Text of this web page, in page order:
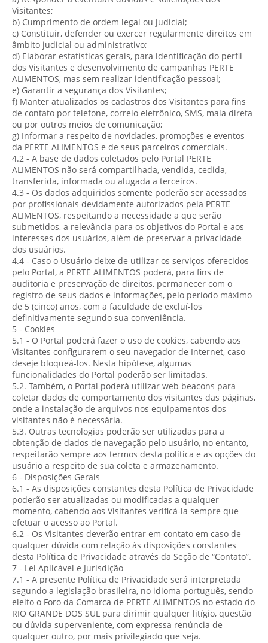
Visitantes;
b) Cumprimento de ordem legal ou judicial;
c) Constituir, defender ou exercer regularmente direitos em
âmbito judicial ou administrativo;
d) Elaborar estatísticas gerais, para identificação do perfil
dos Visitantes e desenvolvimento de campanhas PERTE
ALIMENTOS, mas sem realizar identificação pessoal;
e) Garantir a segurança dos Visitantes;
f) Manter atualizados os cadastros dos Visitantes para fins
de contato por telefone, correio eletrônico, SMS, mala direta
ou por outros meios de comunicação;
g) Informar a respeito de novidades, promoções e eventos
da PERTE ALIMENTOS e de seus parceiros comerciais.
4.2 - A base de dados coletados pelo Portal PERTE
ALIMENTOS não será compartilhada, vendida, cedida,
transferida, informada ou alugada a terceiros.
4.3 - Os dados adquiridos somente poderão ser acessados
por profissionais devidamente autorizados pela PERTE
ALIMENTOS, respeitando a necessidade a que serão
submetidos, a relevância para os objetivos do Portal e aos
interesses dos usuários, além de preservar a privacidade
dos usuários.
4.4 - Caso o Usuário deixe de utilizar os serviços oferecidos
pelo Portal, a PERTE ALIMENTOS poderá, para fins de
auditoria e preservação de direitos, permanecer com o
registro de seus dados e informações, pelo período máximo
de 5 (cinco) anos, com a faculdade de excluí-los
definitivamente segundo sua conveniência.
5 - Cookies
5.1 - O Portal poderá fazer o uso de cookies, cabendo aos
Visitantes configurarem o seu navegador de Internet, caso
deseje bloqueá-los. Nesta hipótese, algumas
funcionalidades do Portal poderão ser limitadas.
5.2. Também, o Portal poderá utilizar web beacons para
coletar dados de comportamento dos visitantes das páginas,
onde a instalação de arquivos nos equipamentos dos
visitantes não é necessária.
5.3. Outras tecnologias poderão ser utilizadas para a
obtenção de dados de navegação pelo usuário, no entanto,
respeitarão sempre aos termos desta política e as opções do
usuário a respeito de sua coleta e armazenamento.
6 - Disposições Gerais
6.1 - As disposições constantes desta Política de Privacidade
poderão ser atualizadas ou modificadas a qualquer
momento, cabendo aos Visitantes verificá-la sempre que
efetuar o acesso ao Portal.
6.2 - Os Visitantes deverão entrar em contato em caso de
qualquer dúvida com relação às disposições constantes
desta Política de Privacidade através da Seção de “Contato”.
7 - Lei Aplicável e Jurisdição
7.1 - A presente Política de Privacidade será interpretada
segundo a legislação brasileira, no idioma português, sendo
eleito o Foro da Comarca de PERTE ALIMENTOS no estado do
RIO GRANDE DOS SUL para dirimir qualquer litígio, questão
ou dúvida superveniente, com expressa renúncia de
qualquer outro, por mais privilegiado que seja.